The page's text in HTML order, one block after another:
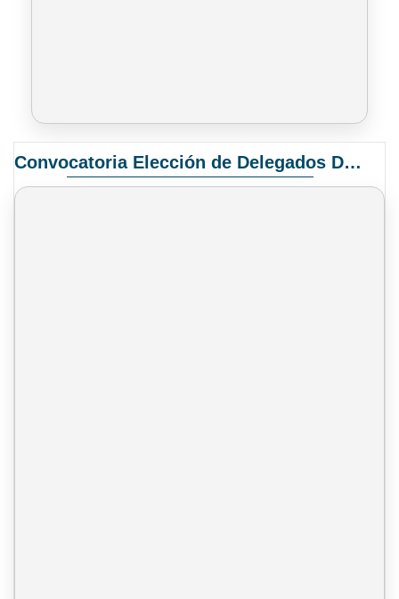
Convocatoria Elección de Delegados Docentes para el XIV Congreso Nacional de Universidades